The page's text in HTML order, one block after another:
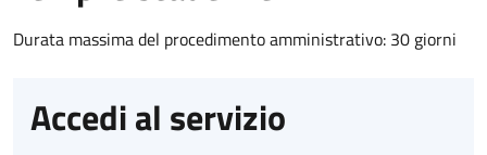
Durata massima del procedimento amministrativo: 30 giorni
Accedi al servizio